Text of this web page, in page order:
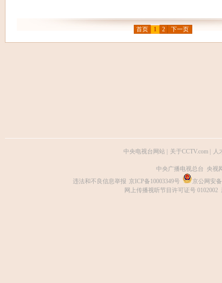
首页 1 2 下一页
中央电视台网站 关于CCTV.com 人
中央广播电视总台 央视
违法和不良信息举报 京ICP备10003349号
京公网安
网上传播视听节目许可证号 0102002